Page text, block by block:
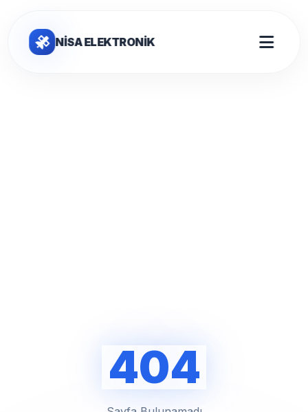
NİSA ELEKTRONİK
404